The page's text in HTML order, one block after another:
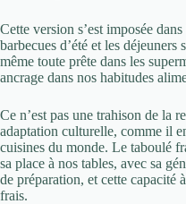
Cette version s’est imposée
barbecues d’été et les
même toute prête dans les
ancrage dans nos habitudes
Ce n’est pas une trahison de la
adaptation culturelle, comme il
cuisines du monde. Le taboulé
sa place à nos tables, avec sa
de préparation, et cette capacité
frais.